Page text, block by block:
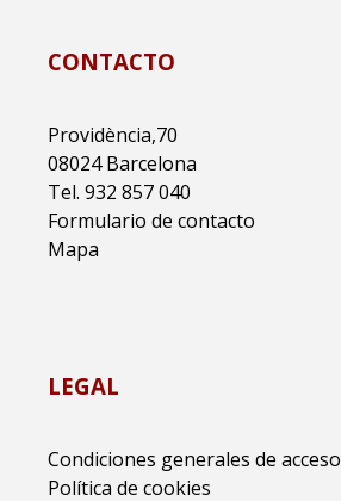
CONTACTO
Providència,70
08024 Barcelona
Tel. 932 857 040
Formulario de contacto
Mapa
LEGAL
Condiciones generales de acceso
Política de cookies